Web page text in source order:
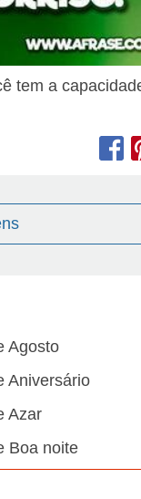
tem a
Agosto
Aniversário
Azar
Boa noite